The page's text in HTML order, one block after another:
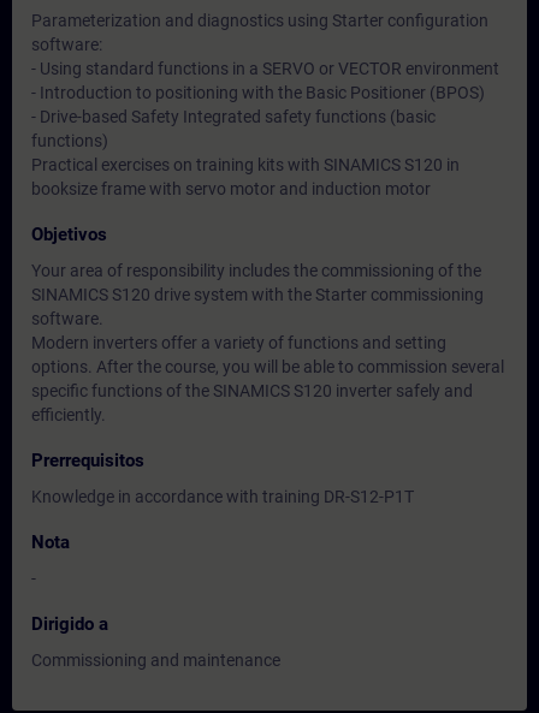
Parameterization and diagnostics using Starter configuration
software:
- Using standard functions in a SERVO or VECTOR environment
- Introduction to positioning with the Basic Positioner (BPOS)
- Drive-based Safety Integrated safety functions (basic
functions)
Practical exercises on training kits with SINAMICS S120 in
booksize frame with servo motor and induction motor
Objetivos
Your area of responsibility includes the commissioning of the
SINAMICS S120 drive system with the Starter commissioning
software.
Modern inverters offer a variety of functions and setting
options. After the course, you will be able to commission several
specific functions of the SINAMICS S120 inverter safely and
efficiently.
Prerrequisitos
Knowledge in accordance with training DR-S12-P1T
Nota
-
Dirigido a
Commissioning and maintenance